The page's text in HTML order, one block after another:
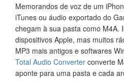
Memorandos de voz de um
iTunes ou áudio exportado do
chegam à sua pasta como M4A.
dispositivos Apple, mas muitos
MP3 mais antigos e softwares
Total Audio Converter converte
aponte para uma pasta e cada